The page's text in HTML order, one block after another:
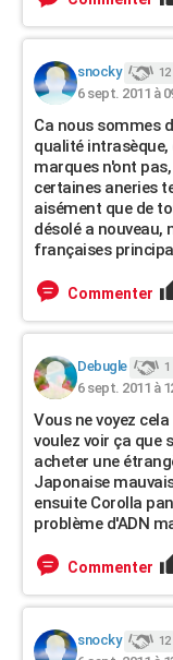
snocky 12
6 sept. 2011 à
Ca nous sommes
qualité intrasèque,
marques n'ont
certaines aneries
aisément que de
désolé a nouveau,
françaises
Commenter
Debugle 1
6 sept. 2011 à
Vous ne voyez
voulez voir ça que
acheter une
Japonaise
ensuite Corolla
problème d'ADN
Commenter
snocky 12